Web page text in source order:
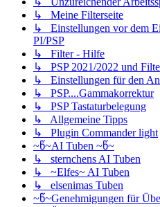
↳ Meine Filterseite
↳ Einstellungen vor dem
PI/PSP
↳ Filter - Hilfe
↳ PSP 2021/2022 und
↳ Einstellungen für den
↳ PSP....Gammakorrektur
↳ PSP Tastaturbelegung
↳ Allgemeine Tipps
↳ Plugin Commander light
~წ~AI Tuben ~წ~
↳ sternchens AI Tuben
↳ ~Elfes~ AI Tuben
↳ elsenimas Tuben
~წ~Genehmigungen für